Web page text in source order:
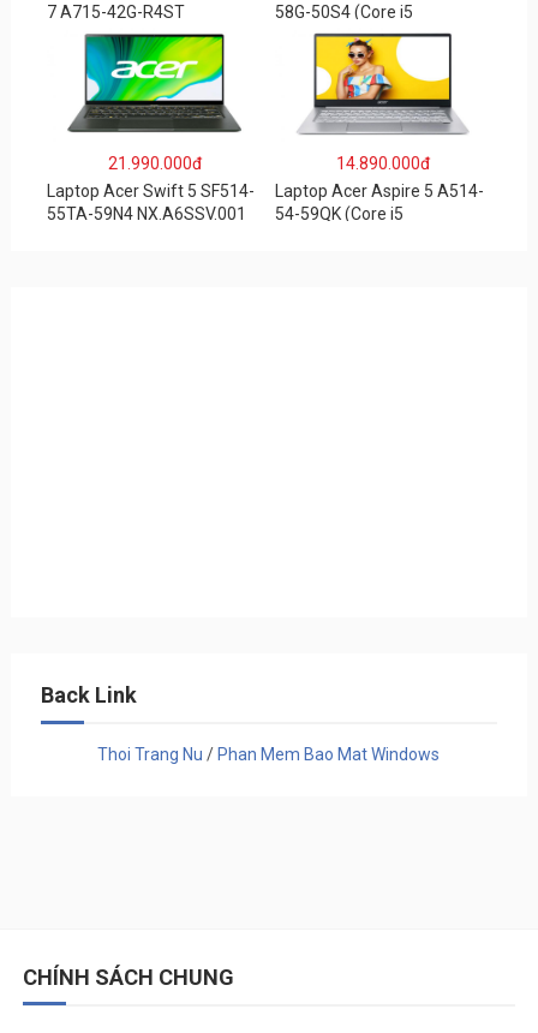
7 A715-42G-R4ST
NH.QAYSV.004 (R5
5500U/8GB RAM/256GB
SSD/15.6″FHD IPS/GTX1650
4GB/Win10) – Hàng chính
hãng
58G-50S4 (Core i5
1135G7/8GB
RAM/512GB/15.6″FHD/MX3
50 2GB/Win 10/Bạc)
21.990.000đ
Laptop Acer Swift 5 SF514-
55TA-59N4 NX.A6SSV.001
14.890.000đ
Laptop Acer Aspire 5 A514-
54-59QK (Core i5
Back Link
Thoi Trang Nu / Phan Mem Bao Mat Windows
CHÍNH SÁCH CHUNG